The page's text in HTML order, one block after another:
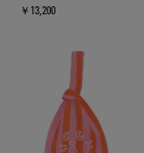
￥13,200